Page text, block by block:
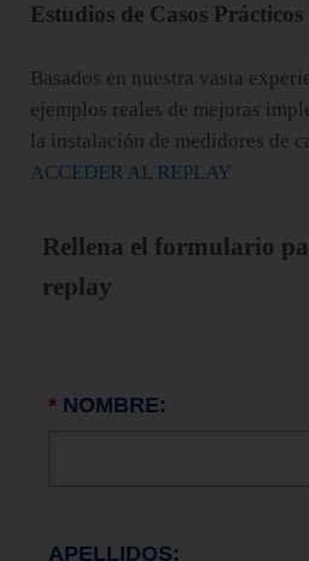
Estudios de Casos Prácticos
Basados en nuestra vasta
ejemplos reales de mejoras
la instalación de medidores de
ACCEDER AL REPLAY
Rellena el formulario
replay
* NOMBRE:
APELLIDOS: